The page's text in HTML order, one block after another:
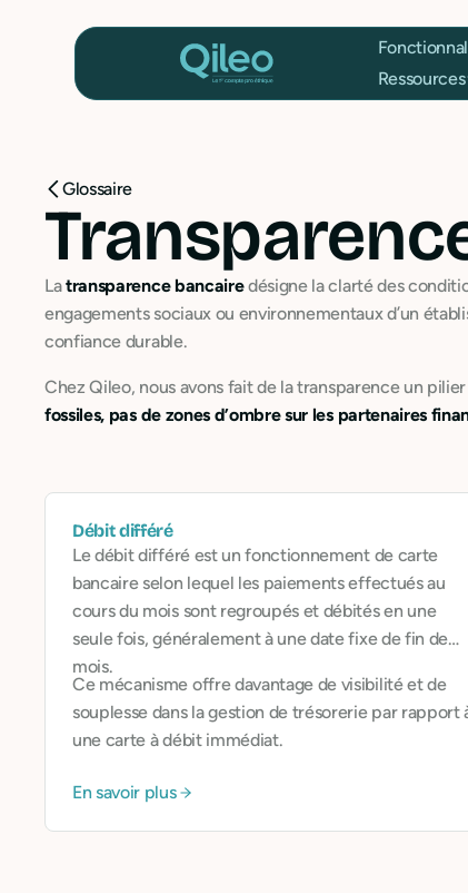
Ressources
Glossaire
Latransparence bancairedésigne la clarté des
engagements sociaux ou environnementaux d’un
confiance durable.
Chez Qileo, nous avons fait de la transparence un pilier
fossiles, pas de zones d’ombre sur les partenaires
Débit différé
Le débit différé est un fonctionnement de carte
bancaire selon lequel les paiements effectués au
cours du mois sont regroupés et débités en une
seule fois, généralement à une date fixe de fin de
mois.
Ce mécanisme offre davantage de visibilité et de
souplesse dans la gestion de trésorerie par rapport
une carte à débit immédiat.
En savoir plus